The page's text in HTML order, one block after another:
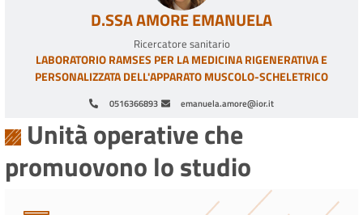
0516366893 emanuela.amore@ior.it
D.SSA AMORE EMANUELA
Ricercatore sanitario
LABORATORIO RAMSES PER LA MEDICINA RIGENERATIVA E
PERSONALIZZATA DELL'APPARATO MUSCOLO-SCHELETRICO
Unità operative che
promuovono lo studio